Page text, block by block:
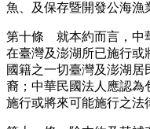
魚、及保存暨開發公海漁
第十條 就本約而言，中
在臺灣及澎湖所已施行或
國籍之一切臺灣及澎湖
裔；中華民國法人應認為
施行或將來可能施行之法